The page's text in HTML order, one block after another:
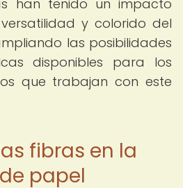
han tenido un impacto
y colorido del
las posibilidades
disponibles para los
que trabajan con este
fibras en la
papel